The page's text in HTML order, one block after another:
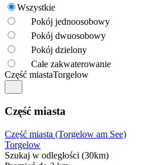
Wszystkie
Pokój jednoosobowy
Pokój dwuosobowy
Pokój dzielony
Całe zakwaterowanie
Część miastaTorgelow
Część miasta
Część miasta (Torgelow am See)
Torgelow
Szukaj w odległości (30km)